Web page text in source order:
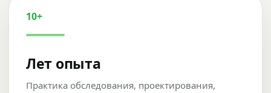
10+
Лет опыта
Практика обследования, проектирования,